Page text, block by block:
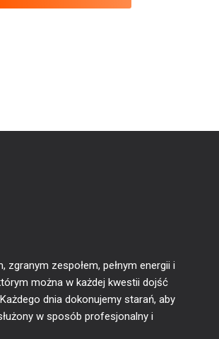
zgranym zespołem, pełnym energii i
można w każdej kwestii dojść
dnia dokonujemy starań, aby
w sposób profesjonalny i